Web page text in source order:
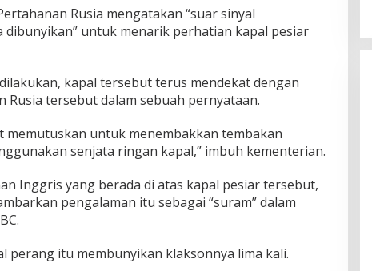
Rusia mengatakan “suar sinyal
dibunyikan” untuk menarik perhatian kapal pesiar
kapal tersebut terus mendekat dengan
Rusia tersebut dalam sebuah pernyataan.
memutuskan untuk menembakkan tembakan
senjata ringan kapal,” imbuh kementerian.
Inggris yang berada di atas kapal pesiar tersebut,
pengalaman itu sebagai “suram” dalam
perang itu membunyikan klaksonnya lima kali.